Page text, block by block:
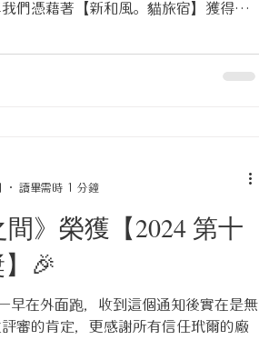
們憑藉著【新和風。貓旅宿】獲得
》榮獲【2024 第十
🎉
早在外面跑，收到這個通知後實在是無
審的肯定，更感謝所有信任玳爾的廠
讀畢需時 1 分鐘